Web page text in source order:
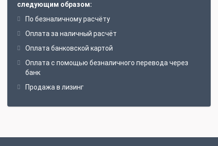
следующим образом:
По безналичному расчёту
Оплата за наличный расчёт
Оплата банковской картой
Оплата с помощью безналичного перевода через
банк
Продажа в лизинг